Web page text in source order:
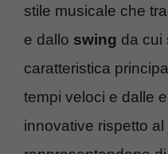
stile musicale che
e dallo swing da cui
caratteristica
tempi veloci e dalle
innovative rispetto